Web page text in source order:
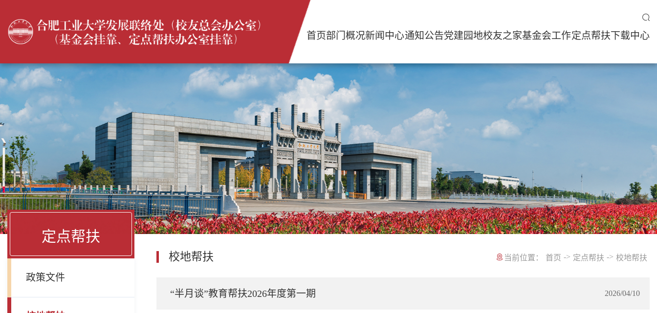
首页部门概况新闻中心通知公告党建园地校友之家基金会工作定点帮扶下载中心
定点帮扶
政策文件
校地帮扶 当前位置： 首页 -> 定点帮扶 -> 校地帮扶
“半月谈”教育帮扶2026年度第一期 2026/04/10